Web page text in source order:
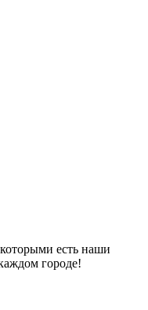
есть наши
городе!